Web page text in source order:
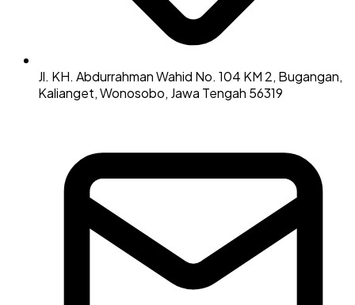
Jl. KH. Abdurrahman Wahid No. 104 KM 2, Bugangan,
Kalianget, Wonosobo, Jawa Tengah 56319